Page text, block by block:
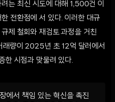
는 최신 시도에 대해 1,500건 이
전환점에 서 있다. 이러한 대규
제 철회와 재검토 과정을 거친
래량이 2025년 초 12억 달러에서
시점과 맞물려 있다.
에서 책임 있는 혁신을 촉진